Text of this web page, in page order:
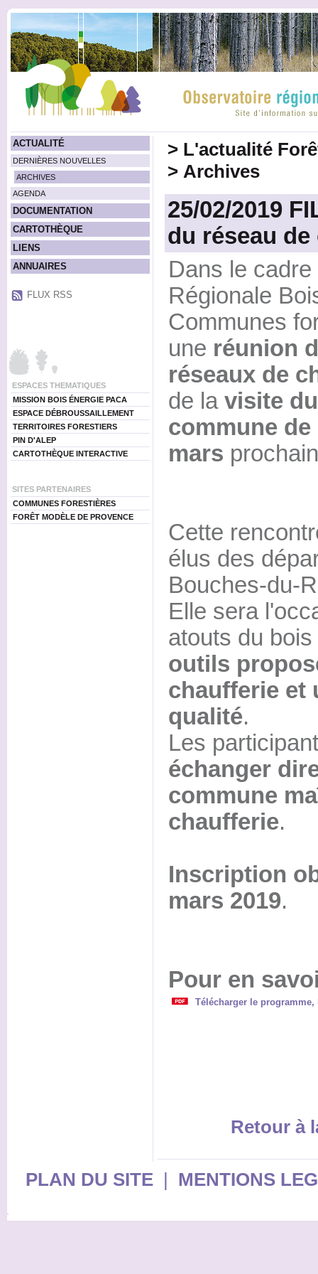
ACTUALITÉ
DERNIÈRES NOUVELLES
ARCHIVES
AGENDA
DOCUMENTATION
CARTOTHÈQUE
LIENS
ANNUAIRES
FLUX RSS
ESPACES THEMATIQUES
MISSION BOIS ÉNERGIE PACA
ESPACE DÉBROUSSAILLEMENT
TERRITOIRES FORESTIERS
PIN D'ALEP
CARTOTHÈQUE INTERACTIVE
SITES PARTENAIRES
COMMUNES FORESTIÈRES
FORÊT MODÈLE DE PROVENCE
> L'actualité
> Archives
25/02/2019
du réseau
Dans le
Régionale
Communes
une réunion
réseaux de
de lavisite du
commune
mars
Cette
élus des
Bouches-du-
Elle sera
atouts du
outils
chaufferie et
qualité.
Les
échanger
commune
chaufferie.
Inscription
mars 2019.
Pour en
Télécharger le
Retour à
PLAN DU SITE| MENTIONS